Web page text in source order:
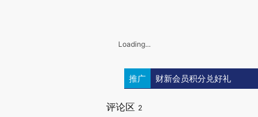
Loading...
推广 财新会员积分兑好礼
评论区 2